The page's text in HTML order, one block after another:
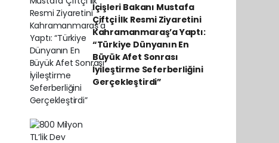
İçişleri Bakanı Mustafa
Çiftçi İlk Resmi Ziyaretini
Kahramanmaraş’a Yaptı:
“Türkiye Dünyanın En
Büyük Afet Sonrası
İyileştirme Seferberliğini
Gerçekleştirdi”